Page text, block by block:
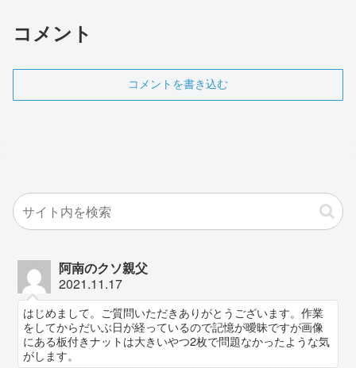
コメント
コメントを書き込む
阿南のクソ親父
2021.11.17
はじめまして。ご質問いただきありがとうございます。作業
をしてからだいぶ日が経っているので記憶が曖昧ですが画像
にある板付きナットは大きいやつ2枚で問題なかったような気
がします。